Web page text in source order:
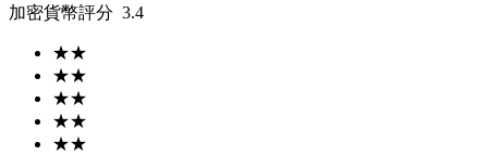
USDT永續
多種以USDT結算的永續合約
加密貨幣評分 3.4
★★
★★
★★
★★
★★